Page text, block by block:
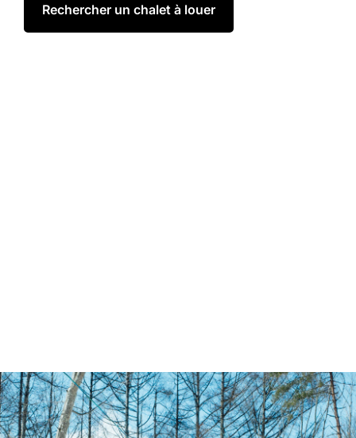
Rechercher un chalet à louer